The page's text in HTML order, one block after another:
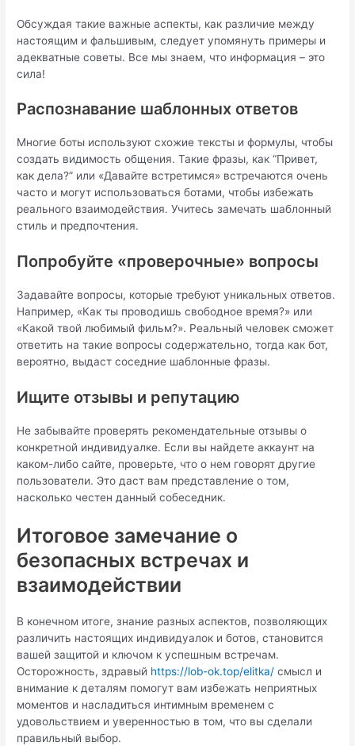
Обсуждая такие важные аспекты, как различие между
настоящим и фальшивым, следует упомянуть примеры и
адекватные советы. Все мы знаем, что информация – это
сила!
Распознавание шаблонных ответов
Многие боты используют схожие тексты и формулы, чтобы
создать видимость общения. Такие фразы, как “Привет,
как дела?” или «Давайте встретимся» встречаются очень
часто и могут использоваться ботами, чтобы избежать
реального взаимодействия. Учитесь замечать шаблонный
стиль и предпочтения.
Попробуйте «проверочные» вопросы
Задавайте вопросы, которые требуют уникальных ответов.
Например, «Как ты проводишь свободное время?» или
«Какой твой любимый фильм?». Реальный человек сможет
ответить на такие вопросы содержательно, тогда как бот,
вероятно, выдаст соседние шаблонные фразы.
Ищите отзывы и репутацию
Не забывайте проверять рекомендательные отзывы о
конкретной индивидуалке. Если вы найдете аккаунт на
каком-либо сайте, проверьте, что о нем говорят другие
пользователи. Это даст вам представление о том,
насколько честен данный собеседник.
Итоговое замечание о
безопасных встречах и
взаимодействии
В конечном итоге, знание разных аспектов, позволяющих
различить настоящих индивидуалок и ботов, становится
вашей защитой и ключом к успешным встречам.
Осторожность, здравый https://lob-ok.top/elitka/ смысл и
внимание к деталям помогут вам избежать неприятных
моментов и насладиться интимным временем с
удовольствием и уверенностью в том, что вы сделали
правильный выбор.